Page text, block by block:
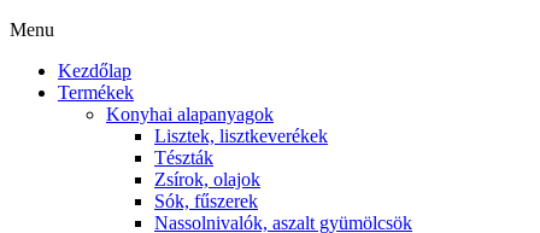
Menu
Kezdőlap
Termékek
Konyhai alapanyagok
Lisztek, lisztkeverékek
Tészták
Zsírok, olajok
Sók, fűszerek
Nassolnivalók, aszalt gyümölcsök